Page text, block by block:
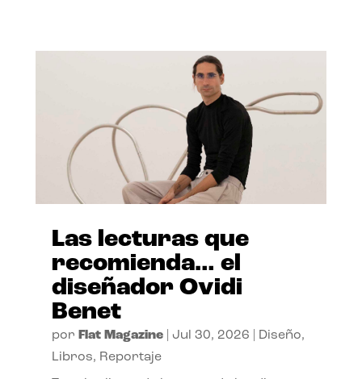
Las lecturas que
recomienda… el
diseñador Ovidi
Benet
por Flat Magazine| Jul 30, 2026 Diseño,
Libros, Reportaje